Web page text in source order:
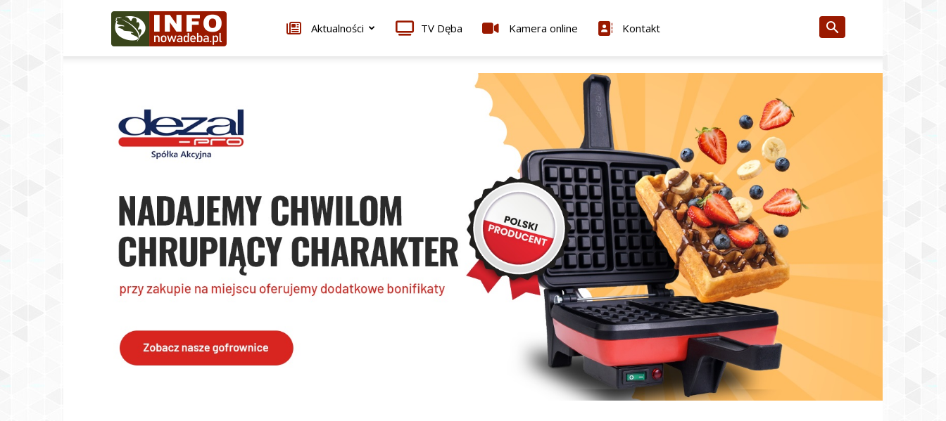
Infonowadeba.pl Aktualności TV Dęba Kamera online Kontakt